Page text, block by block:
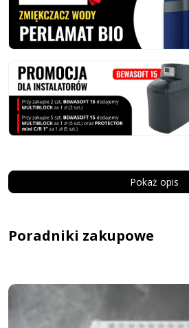
Pokaż opis
Poradniki zakupowe